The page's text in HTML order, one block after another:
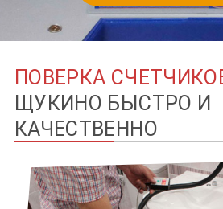
ПОВЕРКА
ЩУКИНО БЫСТРО И
КАЧЕСТВЕННО